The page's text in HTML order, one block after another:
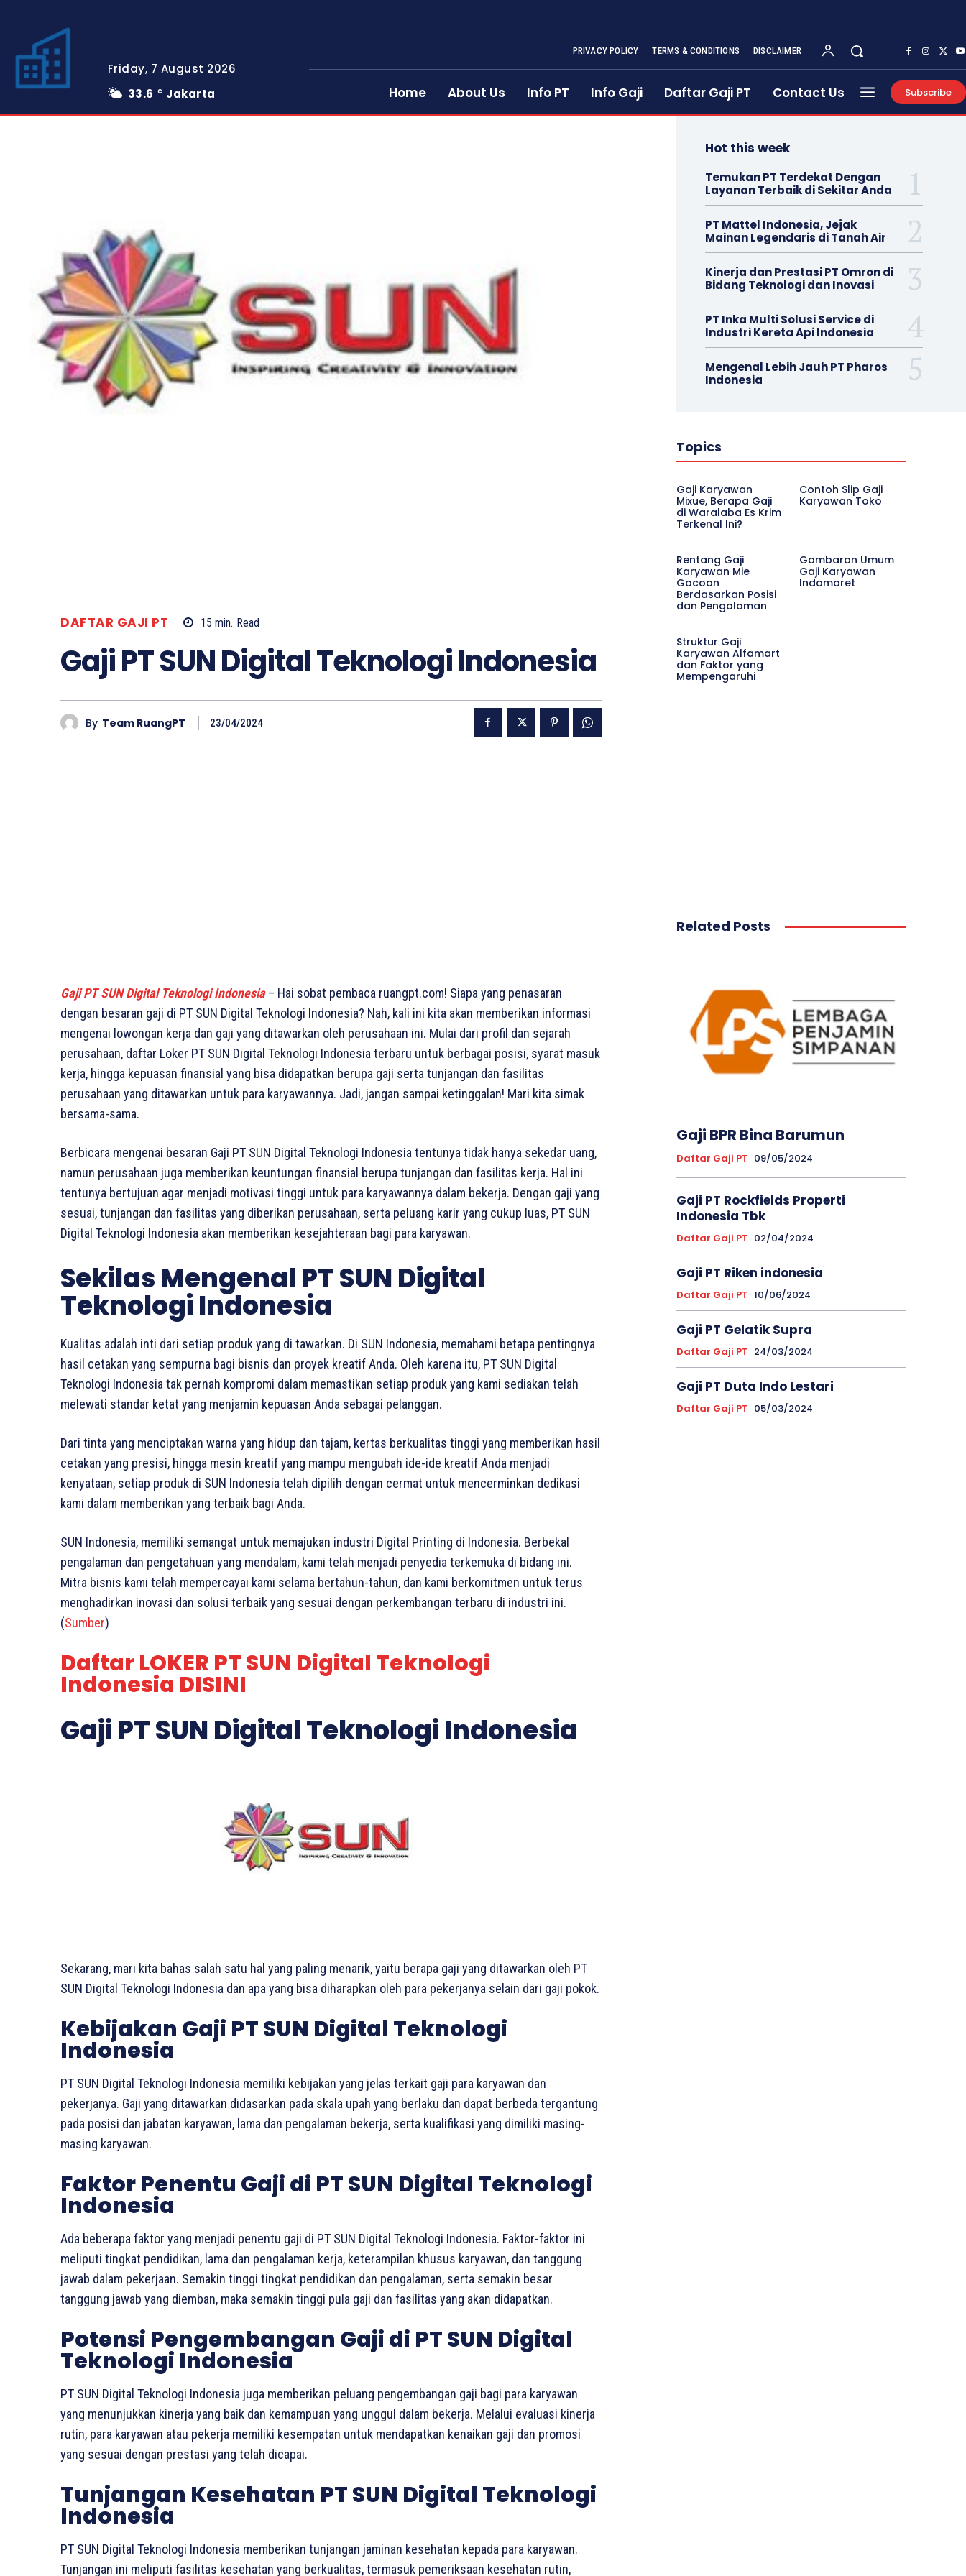
Friday, 7 August 2026
33.6
C Jakarta
PRIVACY POLICY TERMS & CONDITIONS DISCLAIMER
Home About Us Info PT Info Gaji Daftar Gaji PT Contact Us Subscribe
DAFTAR GAJI PT 15 min. Read
Gaji PT SUN Digital Teknologi Indonesia
By Team RuangPT 23/04/2024
Gaji PT SUN Digital Teknologi Indonesia– Hai sobat pembaca ruangpt.com! Siapa yang penasaran
dengan besaran gaji di PT SUN Digital Teknologi Indonesia? Nah, kali ini kita akan memberikan informasi
mengenai lowongan kerja dan gaji yang ditawarkan oleh perusahaan ini. Mulai dari profil dan sejarah
perusahaan, daftar Loker PT SUN Digital Teknologi Indonesia terbaru untuk berbagai posisi, syarat masuk
kerja, hingga kepuasan finansial yang bisa didapatkan berupa gaji serta tunjangan dan fasilitas
perusahaan yang ditawarkan untuk para karyawannya. Jadi, jangan sampai ketinggalan! Mari kita simak
bersama-sama.
Berbicara mengenai besaran Gaji PT SUN Digital Teknologi Indonesia tentunya tidak hanya sekedar uang,
namun perusahaan juga memberikan keuntungan finansial berupa tunjangan dan fasilitas kerja. Hal ini
tentunya bertujuan agar menjadi motivasi tinggi untuk para karyawannya dalam bekerja. Dengan gaji yang
sesuai, tunjangan dan fasilitas yang diberikan perusahaan, serta peluang karir yang cukup luas, PT SUN
Digital Teknologi Indonesia akan memberikan kesejahteraan bagi para karyawan.
Sekilas Mengenal PT SUN Digital
Teknologi Indonesia
Kualitas adalah inti dari setiap produk yang di tawarkan. Di SUN Indonesia, memahami betapa pentingnya
hasil cetakan yang sempurna bagi bisnis dan proyek kreatif Anda. Oleh karena itu, PT SUN Digital
Teknologi Indonesia tak pernah kompromi dalam memastikan setiap produk yang kami sediakan telah
melewati standar ketat yang menjamin kepuasan Anda sebagai pelanggan.
Dari tinta yang menciptakan warna yang hidup dan tajam, kertas berkualitas tinggi yang memberikan hasil
cetakan yang presisi, hingga mesin kreatif yang mampu mengubah ide-ide kreatif Anda menjadi
kenyataan, setiap produk di SUN Indonesia telah dipilih dengan cermat untuk mencerminkan dedikasi
kami dalam memberikan yang terbaik bagi Anda.
SUN Indonesia, memiliki semangat untuk memajukan industri Digital Printing di Indonesia. Berbekal
pengalaman dan pengetahuan yang mendalam, kami telah menjadi penyedia terkemuka di bidang ini.
Mitra bisnis kami telah mempercayai kami selama bertahun-tahun, dan kami berkomitmen untuk terus
menghadirkan inovasi dan solusi terbaik yang sesuai dengan perkembangan terbaru di industri ini.
(Sumber)
Daftar LOKER PT SUN Digital Teknologi
Indonesia DISINI
Gaji PT SUN Digital Teknologi Indonesia
Sekarang, mari kita bahas salah satu hal yang paling menarik, yaitu berapa gaji yang ditawarkan oleh PT
SUN Digital Teknologi Indonesia dan apa yang bisa diharapkan oleh para pekerjanya selain dari gaji pokok.
Kebijakan Gaji PT SUN Digital Teknologi
Indonesia
PT SUN Digital Teknologi Indonesia memiliki kebijakan yang jelas terkait gaji para karyawan dan
pekerjanya. Gaji yang ditawarkan didasarkan pada skala upah yang berlaku dan dapat berbeda tergantung
pada posisi dan jabatan karyawan, lama dan pengalaman bekerja, serta kualifikasi yang dimiliki masing-
masing karyawan.
Faktor Penentu Gaji di PT SUN Digital Teknologi
Indonesia
Ada beberapa faktor yang menjadi penentu gaji di PT SUN Digital Teknologi Indonesia. Faktor-faktor ini
meliputi tingkat pendidikan, lama dan pengalaman kerja, keterampilan khusus karyawan, dan tanggung
jawab dalam pekerjaan. Semakin tinggi tingkat pendidikan dan pengalaman, serta semakin besar
tanggung jawab yang diemban, maka semakin tinggi pula gaji dan fasilitas yang akan didapatkan.
Potensi Pengembangan Gaji di PT SUN Digital
Teknologi Indonesia
PT SUN Digital Teknologi Indonesia juga memberikan peluang pengembangan gaji bagi para karyawan
yang menunjukkan kinerja yang baik dan kemampuan yang unggul dalam bekerja. Melalui evaluasi kinerja
rutin, para karyawan atau pekerja memiliki kesempatan untuk mendapatkan kenaikan gaji dan promosi
yang sesuai dengan prestasi yang telah dicapai.
Tunjangan Kesehatan PT SUN Digital Teknologi
Indonesia
PT SUN Digital Teknologi Indonesia memberikan tunjangan jaminan kesehatan kepada para karyawan.
Tunjangan ini meliputi fasilitas kesehatan yang berkualitas, termasuk pemeriksaan kesehatan rutin,
Hot this week
Temukan PT Terdekat Dengan
Layanan Terbaik di Sekitar Anda
PT Mattel Indonesia, Jejak
Mainan Legendaris di Tanah Air
Kinerja dan Prestasi PT Omron di
Bidang Teknologi dan Inovasi
PT Inka Multi Solusi Service di
Industri Kereta Api Indonesia
Mengenal Lebih Jauh PT Pharos
Indonesia
Topics
Gaji Karyawan
Mixue, Berapa Gaji
di Waralaba Es Krim
Terkenal Ini?
Contoh Slip Gaji
Karyawan Toko
Rentang Gaji
Karyawan Mie
Gacoan
Berdasarkan Posisi
dan Pengalaman
Gambaran Umum
Gaji Karyawan
Indomaret
Struktur Gaji
Karyawan Alfamart
dan Faktor yang
Mempengaruhi
Related Posts
Gaji BPR Bina Barumun
Daftar Gaji PT 09/05/2024
Gaji PT Rockfields Properti
Indonesia Tbk
Daftar Gaji PT 02/04/2024
Gaji PT Riken indonesia
Daftar Gaji PT 10/06/2024
Gaji PT Gelatik Supra
Daftar Gaji PT 24/03/2024
Gaji PT Duta Indo Lestari
Daftar Gaji PT 05/03/2024